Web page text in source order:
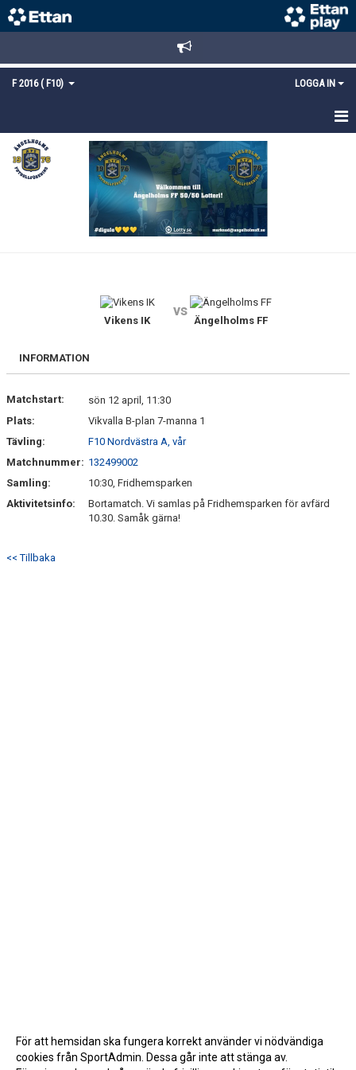
F 2016 ( F10) LOGGA IN
HEM
NYHETER
MEDLEMSANMÄLAN
Vikens IK
vs
Ängelholms FF
INFORMATION
Matchstart:
sön 12 april, 11:30
Plats:
Vikvalla B-plan 7-manna 1
Tävling:
F10 Nordvästra A, vår
Matchnummer: 132499002
Samling:
10:30, Fridhemsparken
Aktivitetsinfo:
Bortamatch. Vi samlas på Fridhemsparken för avfärd
10.30. Samåk gärna!
<< Tillbaka
För att hemsidan ska fungera korrekt använder vi nödvändiga
cookies från SportAdmin. Dessa går inte att stänga av.